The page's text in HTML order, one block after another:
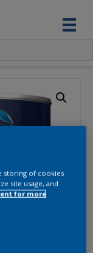
storing of cookies
site usage, and
for more